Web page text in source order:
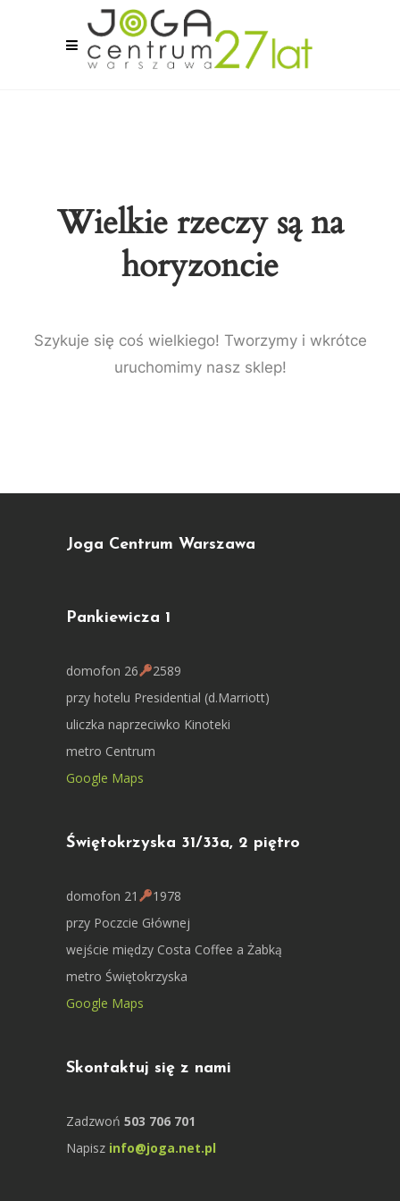
Wielkie rzeczy są na
horyzoncie
Szykuje się coś wielkiego! Tworzymy i wkrótce
uruchomimy nasz sklep!
Joga Centrum Warszawa
Pankiewicza 1
domofon 26
2589
przy hotelu Presidential (d.Marriott)
uliczka naprzeciwko Kinoteki
metro Centrum
Google Maps
Świętokrzyska 31/33a, 2 piętro
domofon 21
1978
przy Poczcie Głównej
wejście między Costa Coffee a Żabką
metro Świętokrzyska
Google Maps
Skontaktuj się z nami
Zadzwoń 503 706 701
Napisz info@joga.net.pl